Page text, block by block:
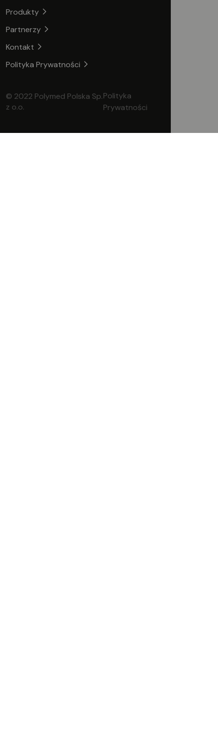
Produkty
Partnerzy
Kontakt
Polityka Prywatności
© 2022 Polymed Polska Sp.
z o.o.
Polityka
Prywatności